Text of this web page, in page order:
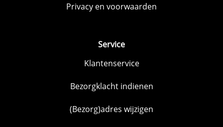
Privacy en voorwaarden
Service
Klantenservice
Bezorgklacht indienen
(Bezorg)adres wijzigen